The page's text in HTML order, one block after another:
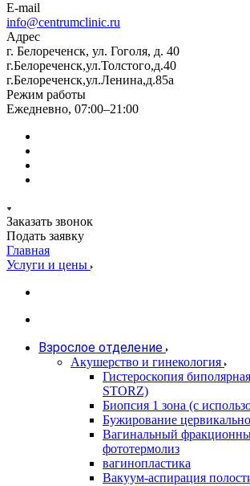
E-mail
info@centrumclinic.ru
Адрес
г. Белореченск, ул. Гоголя, д. 40
г.Белореченск,ул.Толстого,д.40
г.Белореченск,ул.Ленина,д.85а
Режим работы
Ежедневно, 07:00–21:00
Заказать звонок
Подать заявку
Главная
Услуги и цены
Взрослое отделение
Акушерство и гинекология
Гистероскопия
STORZ)
Биопсия 1 зона (с
Бужирование
Вагинальный
фототермолиз
вагинопластика
Вакуум-аспирация